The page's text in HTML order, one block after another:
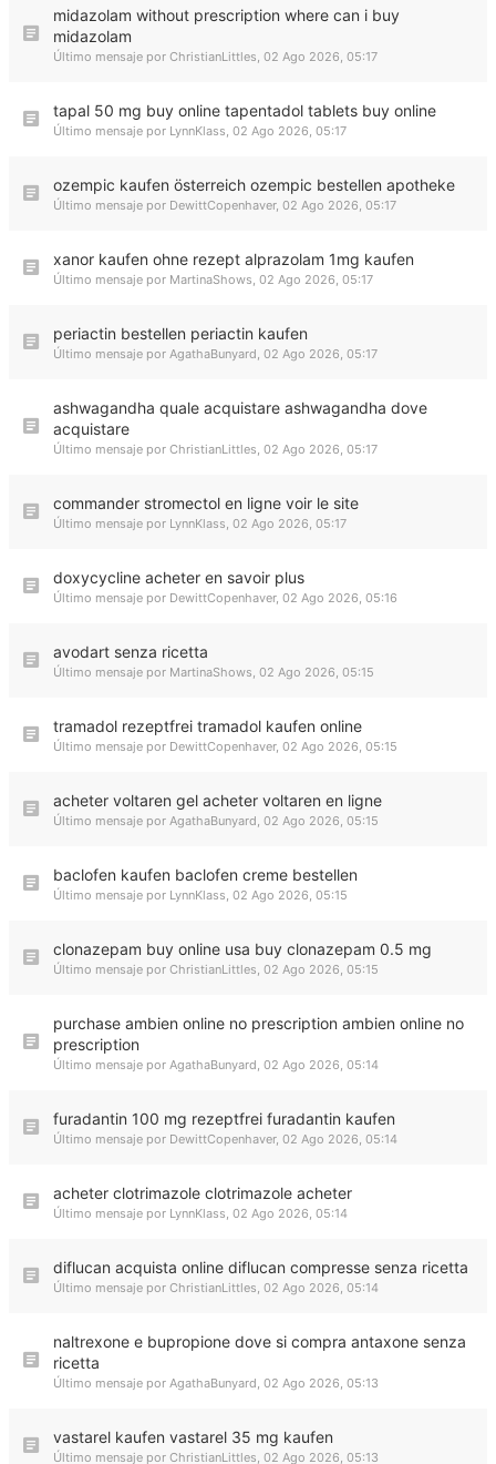
midazolam without prescription where can i buy
midazolam
Último mensaje por ChristianLittles, 02 Ago 2026, 05:17
tapal 50 mg buy online tapentadol tablets buy online
Último mensaje por LynnKlass, 02 Ago 2026, 05:17
ozempic kaufen österreich ozempic bestellen apotheke
Último mensaje por DewittCopenhaver, 02 Ago 2026, 05:17
xanor kaufen ohne rezept alprazolam 1mg kaufen
Último mensaje por MartinaShows, 02 Ago 2026, 05:17
periactin bestellen periactin kaufen
Último mensaje por AgathaBunyard, 02 Ago 2026, 05:17
ashwagandha quale acquistare ashwagandha dove
acquistare
Último mensaje por ChristianLittles, 02 Ago 2026, 05:17
commander stromectol en ligne voir le site
Último mensaje por LynnKlass, 02 Ago 2026, 05:17
doxycycline acheter en savoir plus
Último mensaje por DewittCopenhaver, 02 Ago 2026, 05:16
avodart senza ricetta
Último mensaje por MartinaShows, 02 Ago 2026, 05:15
tramadol rezeptfrei tramadol kaufen online
Último mensaje por DewittCopenhaver, 02 Ago 2026, 05:15
acheter voltaren gel acheter voltaren en ligne
Último mensaje por AgathaBunyard, 02 Ago 2026, 05:15
baclofen kaufen baclofen creme bestellen
Último mensaje por LynnKlass, 02 Ago 2026, 05:15
clonazepam buy online usa buy clonazepam 0.5 mg
Último mensaje por ChristianLittles, 02 Ago 2026, 05:15
purchase ambien online no prescription ambien online no
prescription
Último mensaje por AgathaBunyard, 02 Ago 2026, 05:14
furadantin 100 mg rezeptfrei furadantin kaufen
Último mensaje por DewittCopenhaver, 02 Ago 2026, 05:14
acheter clotrimazole clotrimazole acheter
Último mensaje por LynnKlass, 02 Ago 2026, 05:14
diflucan acquista online diflucan compresse senza ricetta
Último mensaje por ChristianLittles, 02 Ago 2026, 05:14
naltrexone e bupropione dove si compra antaxone senza
ricetta
Último mensaje por AgathaBunyard, 02 Ago 2026, 05:13
vastarel kaufen vastarel 35 mg kaufen
Último mensaje por ChristianLittles, 02 Ago 2026, 05:13